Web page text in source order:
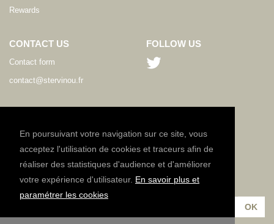
En poursuivant votre navigation sur ce site, vous
acceptez l'utilisation de cookies et traceurs afin de
réaliser des statistiques d'audience et d'améliorer
votre expérience d'utilisateur. En savoir plus et
paramétrer les cookies
Rewards
CONTACT US
Contact form
contact@stervinou.fr
EN
FOLLOW US
NEWSLETTER
Subscribe to our newsletter :